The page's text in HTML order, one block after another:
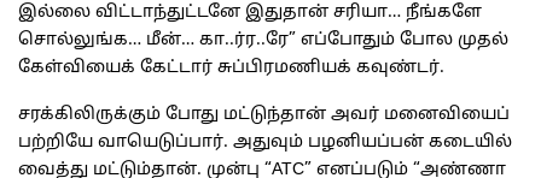
இல்லை விட்டாந்துட்டனே இதுதான் சரியா… நீங்களே
சொல்லுங்க… மீன்… கா..ர்ர..ரே” எப்போதும் போல முதல்
கேள்வியைக் கேட்டார் சுப்பிரமணியக் கவுண்டர்.
சரக்கிலிருக்கும் போது மட்டுந்தான் அவர் மனைவியைப்
பற்றியே வாயெடுப்பார். அதுவும் பழனியப்பன் கடையில்
வைத்து மட்டும்தான். முன்பு “ATC” எனப்படும் “அண்ணா